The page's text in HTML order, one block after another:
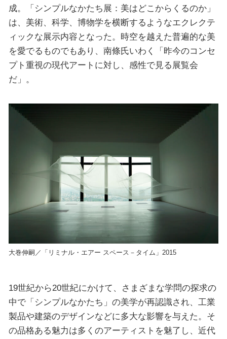
成。「シンプルなかたち展：美はどこからくるのか」
は、美術、科学、博物学を横断するようなエクレクテ
ィックな展示内容となった。時空を越えた普遍的な美
を愛でるものでもあり、南條氏いわく「昨今のコンセ
プト重視の現代アートに対し、感性で見る展覧会
だ」。
大巻伸嗣／「リミナル・エアー スペース－タイム」2015
19世紀から20世紀にかけて、さまざまな学問の探求の
中で「シンプルなかたち」の美学が再認識され、工業
製品や建築のデザインなどに多大な影響を与えた。そ
の品格ある魅力は多くのアーティストを魅了し、近代